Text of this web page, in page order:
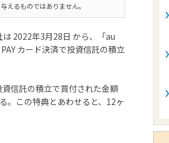
えるものではありません。
2022年3月28日 から、「au
カード決済で投資信託の積立
信託の積立で買付された金額
。この特典とあわせると、12ヶ